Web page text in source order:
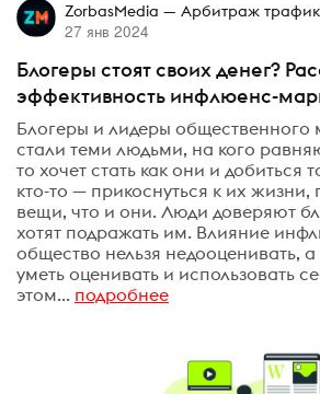
ZorbasMedia — Арбитраж
27 янв 2024
Блогеры стоят своих денег?
эффективность инфлюенс-
Блогеры и лидеры общественного
стали теми людьми, на кого
то хочет стать как они и добиться
кто-то — прикоснуться к их жизни,
вещи, что и они. Люди доверяют
хотят подражать им. Влияние
общество нельзя недооценивать,
уметь оценивать и использовать
этом... подробнее